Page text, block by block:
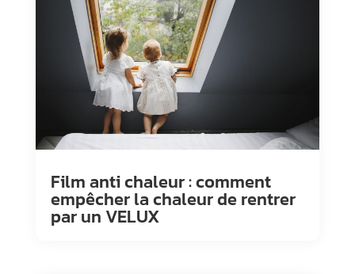
Film anti chaleur : comment
empêcher la chaleur de rentrer
par un VELUX